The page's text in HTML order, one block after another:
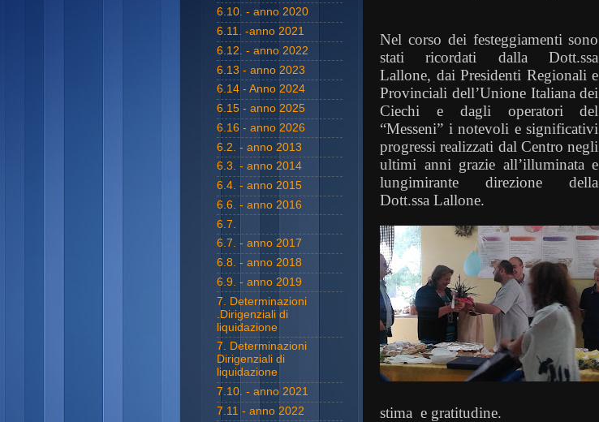
Nel corso dei festeggiamenti sono
stati ricordati dalla Dott.ssa
Lallone, dai Presidenti Regionali e
Provinciali dell’Unione Italiana dei
Ciechi e dagli operatori del
“Messeni” i notevoli e significativi
progressi realizzati dal Centro negli
ultimi anni grazie all’illuminata e
lungimirante direzione della
Dott.ssa Lallone.
stima e gratitudine.
6.10. - anno 2020
6.11. -anno 2021
6.12. - anno 2022
6.13 - anno 2023
6.14 - Anno 2024
6.15 - anno 2025
6.16 - anno 2026
6.2. - anno 2013
6.3. - anno 2014
6.4. - anno 2015
6.6. - anno 2016
6.7.
6.7. - anno 2017
6.8. - anno 2018
6.9. - anno 2019
7. Determinazioni
.Dirigenziali di
liquidazione
7. Determinazioni
Dirigenziali di
liquidazione
7.10. - anno 2021
7.11 - anno 2022